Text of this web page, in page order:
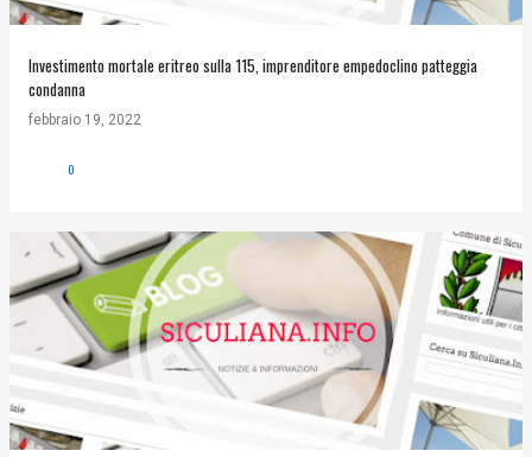
Investimento mortale eritreo sulla 115, imprenditore empedoclino patteggia
condanna
febbraio 19, 2022
0